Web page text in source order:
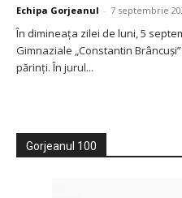
Echipa Gorjeanul - 7 septembrie
În dimineața zilei de luni, 5
Gimnaziale „Constantin
părinți. În jurul...
Gorjeanul 100